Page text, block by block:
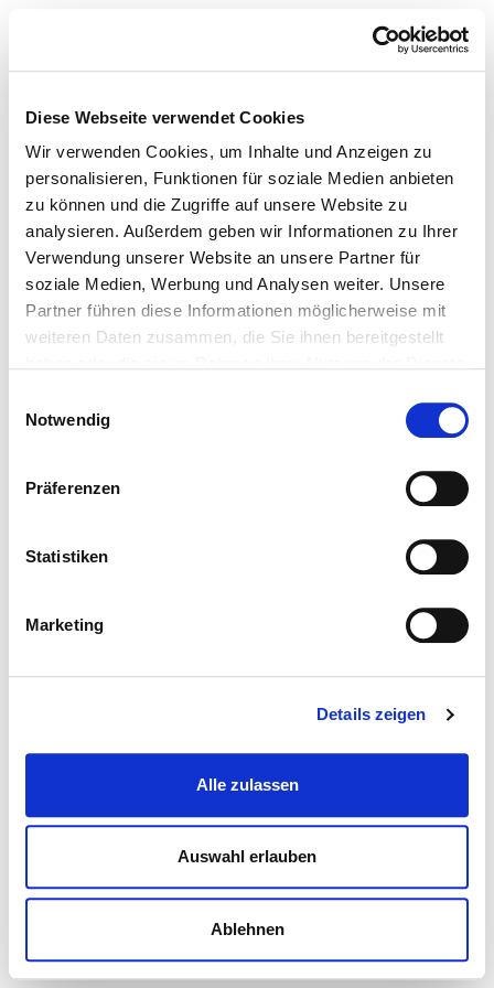
Diese Webseite verwendet Cookies
Wir verwenden Cookies, um Inhalte und Anzeigen zu
personalisieren, Funktionen für soziale Medien anbieten
zu können und die Zugriffe auf unsere Website zu
analysieren. Außerdem geben wir Informationen zu Ihrer
Verwendung unserer Website an unsere Partner für
soziale Medien, Werbung und Analysen weiter. Unsere
Partner führen diese Informationen möglicherweise mit
weiteren Daten zusammen, die Sie ihnen bereitgestellt
Notwendig
Präferenzen
Statistiken
Marketing
Details zeigen
Alle zulassen
Auswahl erlauben
Ablehnen